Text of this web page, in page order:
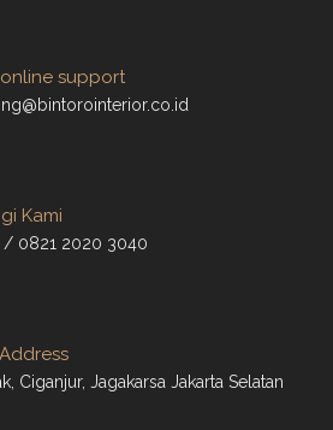
online support
Kami
/ 0821 2020 3040
Ciganjur, Jagakarsa Jakarta Selatan